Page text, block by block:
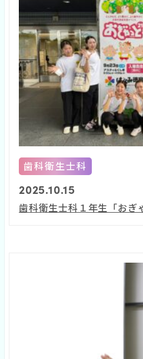
歯科衛生士科
2025.10.15
歯科衛生士科１年生「おぎ